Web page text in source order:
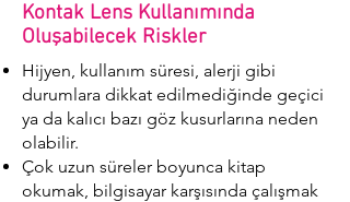
Kontak Lens Kullanımında
Oluşabilecek Riskler
Hijyen, kullanım süresi, alerji gibi
durumlara dikkat edilmediğinde geçici
ya da kalıcı bazı göz kusurlarına neden
olabilir.
Çok uzun süreler boyunca kitap
okumak, bilgisayar karşısında çalışmak